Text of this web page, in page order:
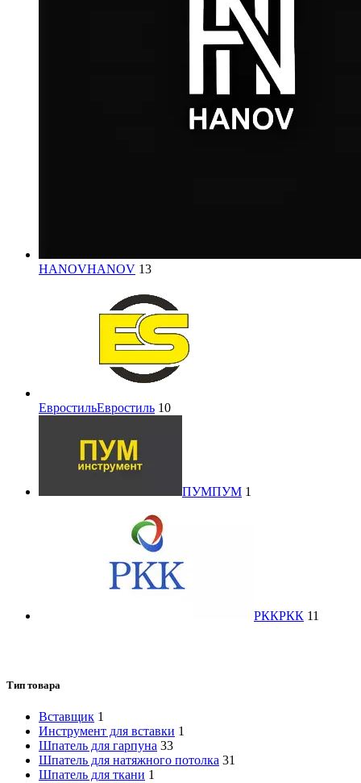
HANOVHANOV 13
ЕвростильЕвростиль 10
ПУМПУМ 1
РККРКК 11
Тип товара
Вставщик 1
Инструмент для вставки 1
Шпатель для гарпуна 33
Шпатель для натяжного потолка 31
Шпатель для ткани 1